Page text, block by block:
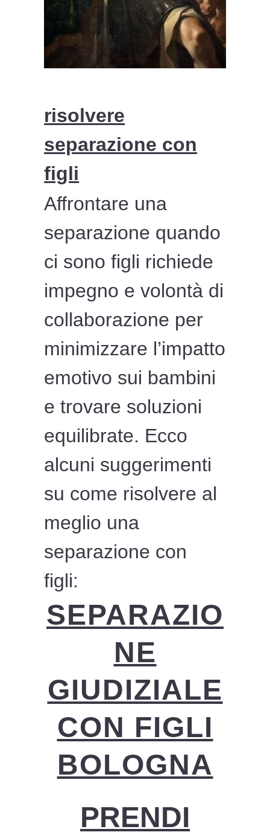
risolvere
separazione con
figli
Affrontare una
separazione quando
ci sono figli richiede
impegno e volontà di
collaborazione per
minimizzare l’impatto
emotivo sui bambini
e trovare soluzioni
equilibrate. Ecco
alcuni suggerimenti
su come risolvere al
meglio una
separazione con
figli:
SEPARAZIO
NE
GIUDIZIALE
CON FIGLI
BOLOGNA
PRENDI